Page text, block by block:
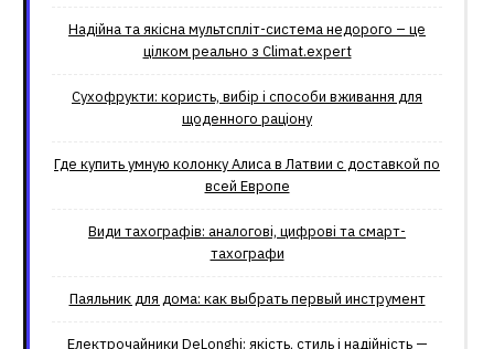
Надійна та якісна мультспліт-система недорого – це
цілком реально з Climat.еxpert
Сухофрукти: користь, вибір і способи вживання для
щоденного раціону
Где купить умную колонку Алиса в Латвии с доставкой по
всей Европе
Види тахографів: аналогові, цифрові та смарт-
тахографи
Паяльник для дома: как выбрать первый инструмент
Електрочайники DeLonghi: якість, стиль і надійність —